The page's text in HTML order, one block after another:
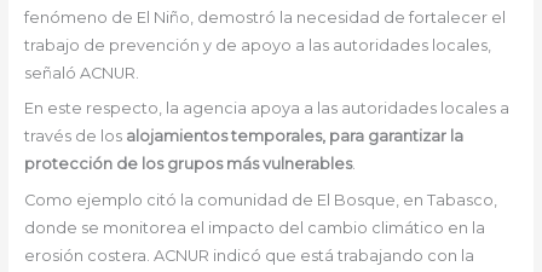
fenómeno de El Niño, demostró la necesidad de fortalecer el
trabajo de prevención y de apoyo a las autoridades locales,
señaló ACNUR.
En este respecto, la agencia apoya a las autoridades locales a
través de los alojamientos temporales, para garantizar la
protección de los grupos más vulnerables.
Como ejemplo citó la comunidad de El Bosque, en Tabasco,
donde se monitorea el impacto del cambio climático en la
erosión costera. ACNUR indicó que está trabajando con la